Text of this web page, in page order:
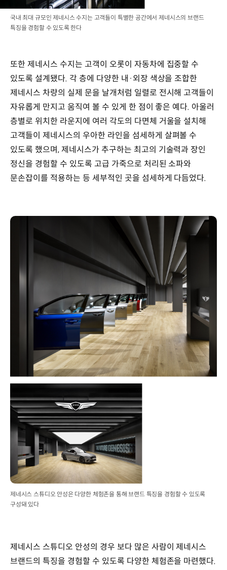
국내 최대 규모인 제네시스 수지는 고객들이 특별한 공간에서 제네시스의 브랜드
특징을 경험할 수 있도록 한다
또한 제네시스 수지는 고객이 오롯이 자동차에 집중할 수
있도록 설계됐다. 각 층에 다양한 내·외장 색상을 조합한
제네시스 차량의 실제 문을 날개처럼 일렬로 전시해 고객들이
자유롭게 만지고 움직여 볼 수 있게 한 점이 좋은 예다. 아울러
층별로 위치한 라운지에 여러 각도의 다면체 거울을 설치해
고객들이 제네시스의 우아한 라인을 섬세하게 살펴볼 수
있도록 했으며, 제네시스가 추구하는 최고의 기술력과 장인
정신을 경험할 수 있도록 고급 가죽으로 처리된 소파와
문손잡이를 적용하는 등 세부적인 곳을 섬세하게 다듬었다.
제네시스 스튜디오 안성은 다양한 체험존을 통해 브랜드 특징을 경험할 수 있도록
구성돼 있다
제네시스 스튜디오 안성의 경우 보다 많은 사람이 제네시스
브랜드의 특징을 경험할 수 있도록 다양한 체험존을 마련했다.